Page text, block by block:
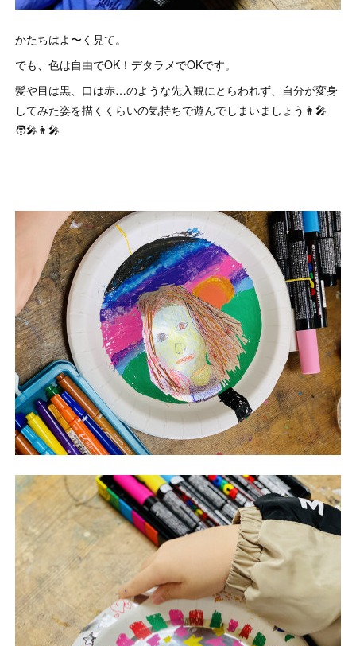
かたちはよ〜く見て。
でも、色は自由でOK！デタラメでOKです。
髪や目は黒、口は赤…のような先入観にとらわれず、自分が変身
してみた姿を描くくらいの気持ちで遊んでしまいましょう👩‍🎤
🧑‍🎤👨‍🎤